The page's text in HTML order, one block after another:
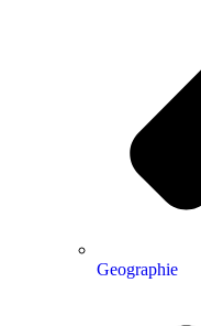
Geographie